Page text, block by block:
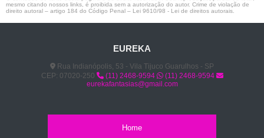
mesmo citando nossos links, é proibida sem a autorização do autor. Crime de violação de
direito autoral – artigo 184 do Código Penal – Lei 9610/98 - Lei de direitos autorais
EUREKA
Rua Indianópolis, 53 - Vila Tijuco Guarulhos - SP
CEP: 07020-250
(11) 2468-9594
(11) 2468-9594
eurekafantasias@gmail.com
Home